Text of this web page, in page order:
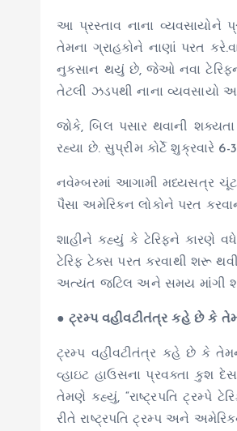
આ પ્રસ્તાવ નાના વ્યવસાયોને
તેમના ગ્રાહકોને નાણાં પરત
નુકસાન થયું છે, જેઓ નવા
તેટલી ઝડપથી નાના વ્યવસાયો
જોકે, બિલ પસાર થવાની
રહ્યા છે. સુપ્રીમ કોર્ટે શુક્રવારે
નવેમ્બરમાં આગામી મધ્યસત્ર
પૈસા અમેરિકન લોકોને પરત
શાહીને કહ્યું કે ટેરિફને કારણે
ટેરિફ ટેક્સ પરત કરવાથી શરૂ
અત્યંત જટિલ અને સમય માંગી
● ટ્રમ્પ વહીવટીતંત્ર કહે છે કે
ટ્રમ્પ વહીવટીતંત્ર કહે છે કે
વ્હાઇટ હાઉસના પ્રવક્તા કુશ
તેમણે કહ્યું, “રાષ્ટ્રપતિ ટ્રમ્પે
રીતે રાષ્ટ્રપતિ ટ્રમ્પ અને